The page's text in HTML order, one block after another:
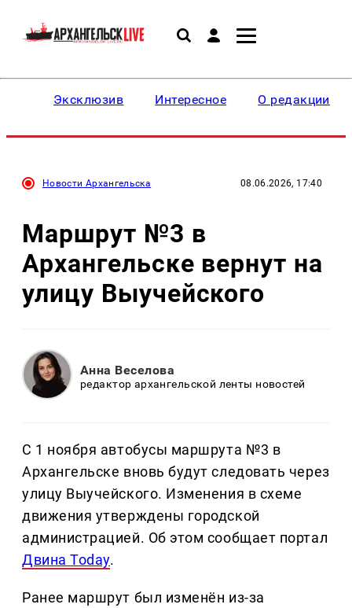
Эксклюзив Интересное О редакции
Новости Архангельска 08.06.2026, 17:40
Маршрут №3 в
Архангельске вернут на
улицу Выучейского
Анна Веселова
редактор архангельской ленты новостей
С 1 ноября автобусы маршрута №3 в
Архангельске вновь будут следовать через
улицу Выучейского. Изменения в схеме
движения утверждены городской
администрацией. Об этом сообщает портал
Двина Today.
Ранее маршрут был изменён из-за